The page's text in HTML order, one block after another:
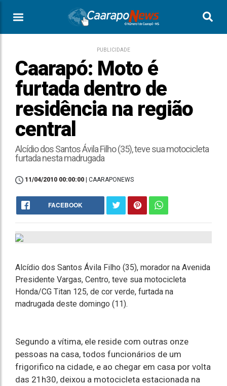
PUBLICIDADE
Caarapó: Moto é
furtada dentro de
residência na região
central
Alcídio dos Santos Ávila Filho (35), teve sua motocicleta
furtada nesta madrugada
11/04/2010 00:00:00 | CAARAPONEWS
FACEBOOK
Alcídio dos Santos Ávila Filho (35), morador na Avenida
Presidente Vargas, Centro, teve sua motocicleta
Honda/CG Titan 125, de cor verde, furtada na
madrugada deste domingo (11).
Segundo a vítima, ele reside com outras onze
pessoas na casa, todos funcionários de um
frigorifico na cidade, e ao chegar em casa por volta
das 21h30, deixou a motocicleta estacionada na